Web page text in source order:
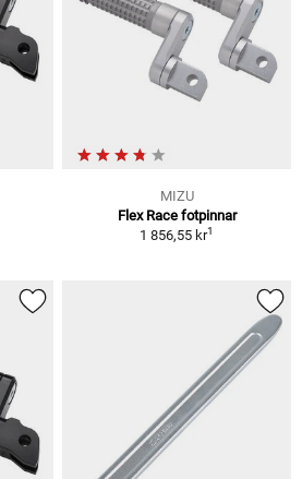
MIZU
Flex Race fotpinnar
1 856,55 kr1